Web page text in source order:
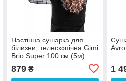
Настінна сушарка для
білизни, телескопічна Gimi
Brio Super 100 см (5м)
879₴ 1